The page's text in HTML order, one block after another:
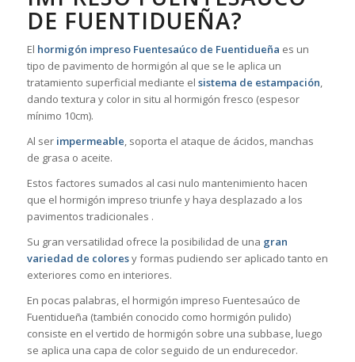
DE FUENTIDUEÑA?
El hormigón impreso Fuentesaúco de Fuentidueña es un
tipo de pavimento de hormigón al que se le aplica un
tratamiento superficial mediante el sistema de estampación,
dando textura y color in situ al hormigón fresco (espesor
mínimo 10cm).
Al ser impermeable, soporta el ataque de ácidos, manchas
de grasa o aceite.
Estos factores sumados al casi nulo mantenimiento hacen
que el hormigón impreso triunfe y haya desplazado a los
pavimentos tradicionales .
Su gran versatilidad ofrece la posibilidad de una gran
variedad de coloresy formas pudiendo ser aplicado tanto en
exteriores como en interiores.
En pocas palabras, el hormigón impreso Fuentesaúco de
Fuentidueña (también conocido como hormigón pulido)
consiste en el vertido de hormigón sobre una subbase, luego
se aplica una capa de color seguido de un endurecedor.